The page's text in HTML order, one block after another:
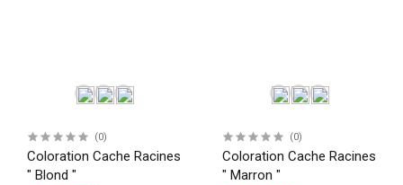
(0)
Coloration Cache Racines
" Blond "
(0)
Coloration Cache Racines
" Marron "